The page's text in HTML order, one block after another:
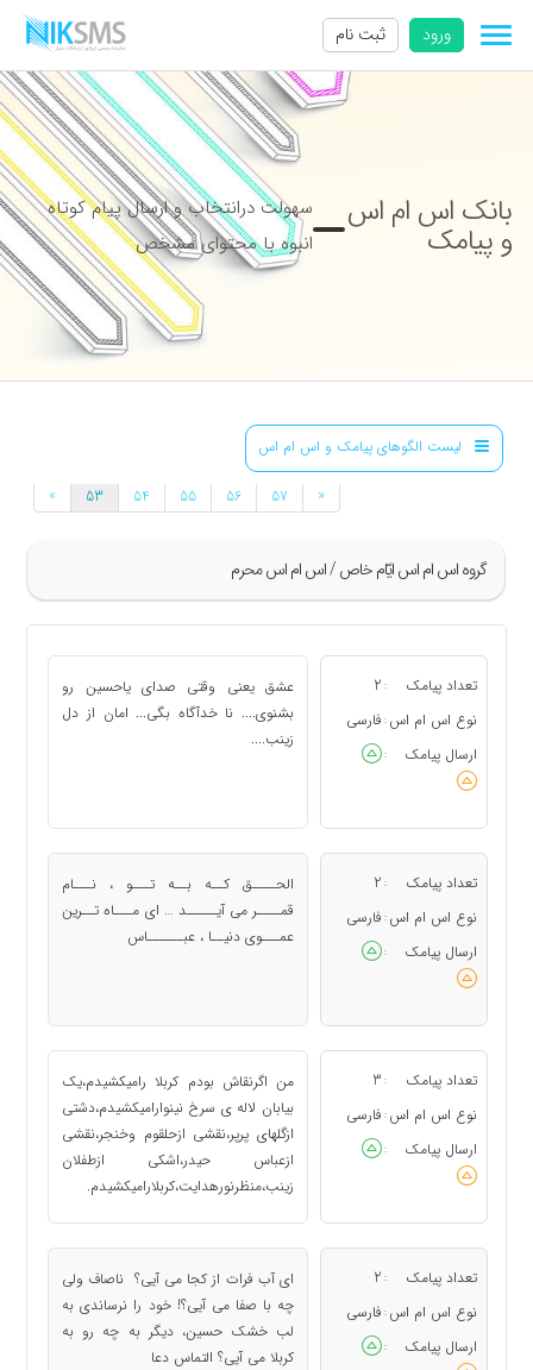
ورود ثبت نام
بانک اس ام اس
و پیامک
سهولت درانتخاب و ارسال پیام کوتاه
انبوه با محتوای مشخص
لیست الگوهای پیامک و اس ام اس
گروه اس ام اس ايّام خاص / اس ام اس محرم
» 53 54 55 56 57 «
تعداد پیامک :
2
نوع اس ام اس : فارسی
ارسال پیامک
:
عشق یعنی وقتی صدای یاحسین رو
بشنوی.... نا خدآگاه بگی... امان از دل
زینب....
تعداد پیامک :
2
نوع اس ام اس : فارسی
ارسال پیامک
:
الحــــق کــه بــه تـــو ، نـــام
قمــــر می آیـــــد … ای مـــاه تــرین
عمـــوی دنیــا ، عبــــــاس
تعداد پیامک :
3
نوع اس ام اس : فارسی
ارسال پیامک
:
من اگرنقاش بودم کربلا رامیکشیدم،یک
بیابان لاله ی سرخ نینوارامیکشیدم،دشتی
ازگلهای پرپر،نقشی ازحلقوم وخنجر،نقشی
ازعباس حیدر،اشکی ازطفلان
زینب،منظرنورهدایت،کربلارامیکشیدم.
تعداد پیامک :
2
نوع اس ام اس : فارسی
ارسال پیامک
:
ای آب فرات از کجا می آیی؟ ناصاف ولی
چه با صفا می آیی؟! خود را نرساندی به
لب خشک حسین، دیگر به چه رو به
کربلا می آیی؟ التماس دعا